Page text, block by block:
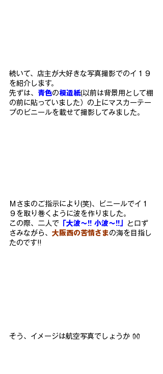
続いて、店主が大好きな写真撮影でのイ１９
を紹介します。
先ずは、 青色の模造紙(以前は背景用として棚
の前に貼っていました）の上にマスカーテー
プのビニールを載せて撮影してみました。
Ｍさまのご指示により(笑)、ビニールでイ１
９を取り巻くように波を作りました。
この際、二人で 「大波～!! 小波～!!」
と口ず
さみながら、 大阪西の苦情さま の海を目指し
たのです!!
そう、イメージは航空写真でしょうか 👐